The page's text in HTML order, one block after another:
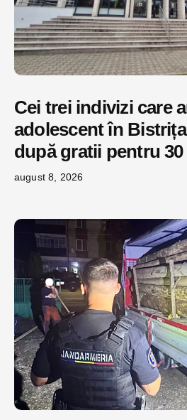
Cei trei indivizi care
adolescent în
după gratii pentru 30
august 8, 2026